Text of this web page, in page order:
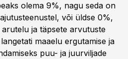
olema 9%, nagu seda on
või üldse 0%,
ja täpsete arvutuste
maaelu ergutamise ja
puu- ja juurviljade